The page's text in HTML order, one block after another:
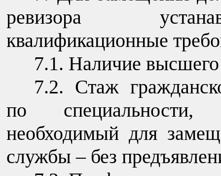
ревизора
квалификационные
7.1. Наличие высшего
7.2. Стаж
по специальности,
необходимый для
службы – без